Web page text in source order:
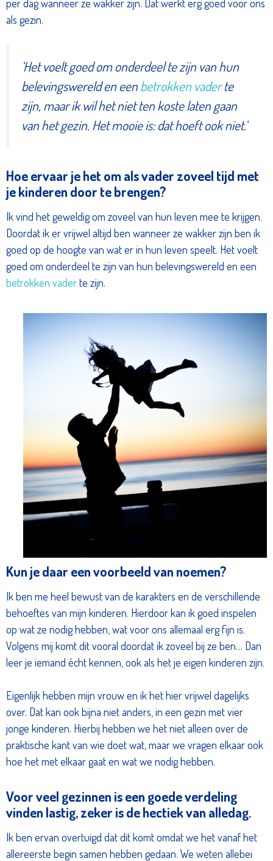
per dag wanneer ze wakker zijn. Dat werkt erg goed voor ons
als gezin.
Het voelt goed om onderdeel te zijn van hun
belevingswereld en eenbetrokken vaderte
zijn, maar ik wil het niet ten koste laten gaan
van het gezin. Het mooie is: dat hoeft ook niet.‘
Hoe ervaar je het om als vader zoveel tijd met
je kinderen door te brengen?
Ik vind het geweldig om zoveel van hun leven mee te krijgen.
Doordat ik er vrijwel altijd ben wanneer ze wakker zijn ben ik
goed op de hoogte van wat er in hun leven speelt. Het voelt
goed om onderdeel te zijn van hun belevingswereld en een
betrokken vaderte zijn.
Kun je daar een voorbeeld van noemen?
Ik ben me heel bewust van de karakters en de verschillende
behoeftes van mijn kinderen. Hierdoor kan ik goed inspelen
op wat ze nodig hebben, wat voor ons allemaal erg fijn is.
Volgens mij komt dit vooral doordat ik zoveel bij ze ben… Dan
leer je iemand écht kennen, ook als het je eigen kinderen zijn.
Eigenlijk hebben mijn vrouw en ik het hier vrijwel dagelijks
over. Dat kan ook bijna niet anders, in een gezin met vier
jonge kinderen. Hierbij hebben we het niet alleen over de
praktische kant van wie doet wat, maar we vragen elkaar ook
hoe het met elkaar gaat en wat we nodig hebben.
Voor veel gezinnen is een goede verdeling
vinden lastig, zeker is de hectiek van alledag.
Ik ben ervan overtuigd dat dit komt omdat we het vanaf het
allereerste begin samen hebben gedaan. We weten allebei